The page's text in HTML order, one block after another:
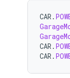
CAR .
CAR .
CAR .